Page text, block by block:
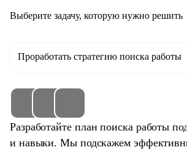
Выберите задачу, которую нужно решить
Проработать стратегию поиска работы
Разработайте план поиска работы
и навыки. Мы подскажем